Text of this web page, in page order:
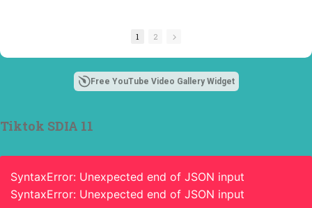
Takmir SDI Al
menjadi langkah
awal mencetak
yang berakhlak,
jawab, dan siap
penuh keikhlasan.
Bismillah, semoga
1 2
Free YouTube Video Gallery Widget
Tiktok SDIA 11
SyntaxError: Unexpected end of JSON input
SyntaxError: Unexpected end of JSON input